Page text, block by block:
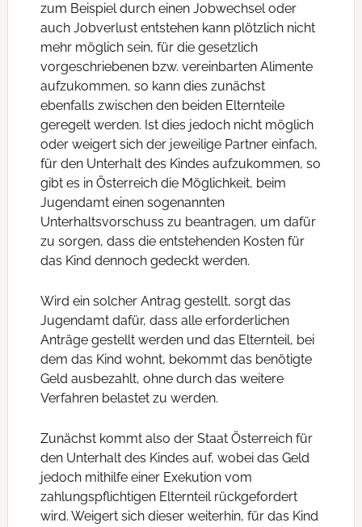
zum Beispiel durch einen Jobwechsel oder
auch Jobverlust entstehen kann plötzlich nicht
mehr möglich sein, für die gesetzlich
vorgeschriebenen bzw. vereinbarten Alimente
aufzukommen, so kann dies zunächst
ebenfalls zwischen den beiden Elternteile
geregelt werden. Ist dies jedoch nicht möglich
oder weigert sich der jeweilige Partner einfach,
für den Unterhalt des Kindes aufzukommen, so
gibt es in Österreich die Möglichkeit, beim
Jugendamt einen sogenannten
Unterhaltsvorschuss zu beantragen, um dafür
zu sorgen, dass die entstehenden Kosten für
das Kind dennoch gedeckt werden.
Wird ein solcher Antrag gestellt, sorgt das
Jugendamt dafür, dass alle erforderlichen
Anträge gestellt werden und das Elternteil, bei
dem das Kind wohnt, bekommt das benötigte
Geld ausbezahlt, ohne durch das weitere
Verfahren belastet zu werden.
Zunächst kommt also der Staat Österreich für
den Unterhalt des Kindes auf, wobei das Geld
jedoch mithilfe einer Exekution vom
zahlungspflichtigen Elternteil rückgefordert
wird. Weigert sich dieser weiterhin, für das Kind